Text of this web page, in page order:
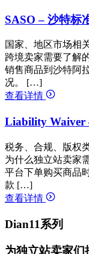
SASO – 沙特标
国家、地区市场相
跨境卖家需要了解
销售商品到沙特阿
况。 […]
查看详情
Liability Waiver
税务、合规、版权
为什么独立站卖家
平台下单购买商品
款 […]
查看详情
Dian11系列
为独立站卖家